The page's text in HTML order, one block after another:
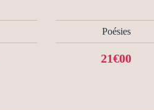
Poésies
21€00